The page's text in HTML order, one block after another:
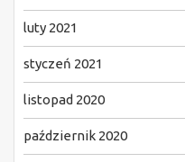
luty 2021
styczeń 2021
listopad 2020
październik 2020